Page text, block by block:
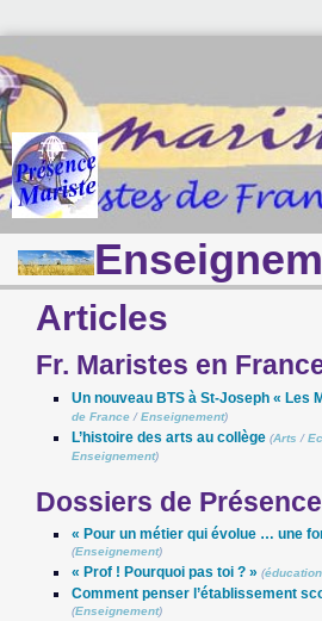
Articles
Fr. Maristes en
Un nouveau BTS à St-Joseph « Les
de France /Enseignement)
L’histoire des arts au collège (Arts /
Enseignement)
Dossiers de
« Pour un métier qui évolue … une
(Enseignement)
« Prof ! Pourquoi pas toi ? » (éducation
Comment penser l’établissement
(Enseignement)